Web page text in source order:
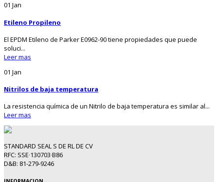
01 Jan
Etileno Propileno
El EPDM Etileno de Parker E0962-90 tiene propiedades que puede
soluci...
Leer mas
01 Jan
Nitrilos de baja temperatura
La resistencia química de un Nitrilo de baja temperatura es similar al...
Leer mas
STANDARD SEAL S DE RL DE CV
RFC: SSE∙130703∙B86
D&B: 81-279-9246
INFORMACION